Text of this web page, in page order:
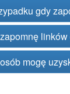
gdy
mogę